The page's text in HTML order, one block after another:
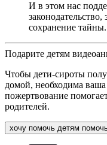
И в этом нас
сохранение тайны.
Подарите детям
Чтобы дети-сироты
домой, необходима
пожертвование
родителей.
хочу помочь детям